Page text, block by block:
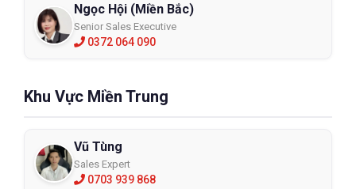
👉 ECO3D – Giải pháp bảo hộ toàn diện cho doanh
nghiệp hiện đại.
Ngọc Hội (Miền Bắc)
Senior Sales Executive
0372 064 090
Khu Vực Miền Trung
Vũ Tùng
Sales Expert
0703 939 868